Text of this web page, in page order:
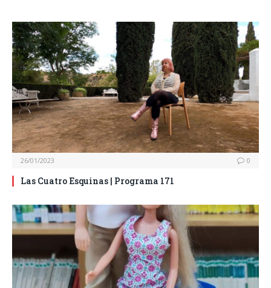
26/01/2023 0
Las Cuatro Esquinas | Programa 171